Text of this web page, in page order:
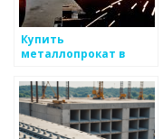
Купить
металлопрокат в
разнообразие выбора
и доступные цены на
сайте